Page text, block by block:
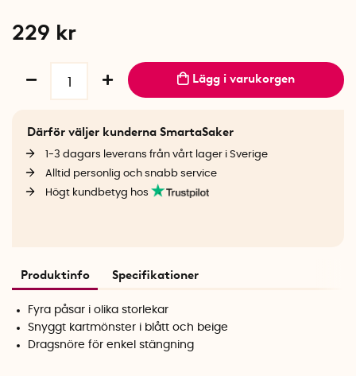
229 kr
Lägg i varukorgen
Därför väljer kunderna SmartaSaker
1-3 dagars leverans från vårt lager i Sverige
Alltid personlig och snabb service
Högt kundbetyg hos
Produktinfo Specifikationer
Fyra påsar i olika storlekar
Snyggt kartmönster i blått och beige
Dragsnöre för enkel stängning